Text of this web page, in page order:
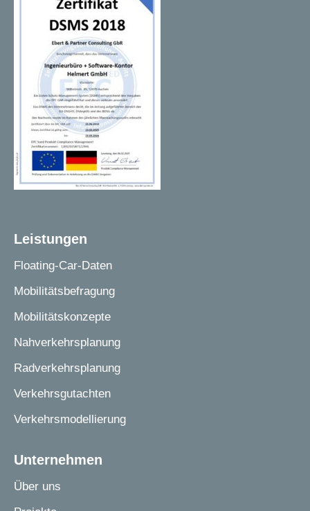
Leistungen
Floating-Car-Daten
Mobilitätsbefragung
Mobilitätskonzepte
Nahverkehrsplanung
Radverkehrsplanung
Verkehrsgutachten
Verkehrsmodellierung
Unternehmen
Über uns